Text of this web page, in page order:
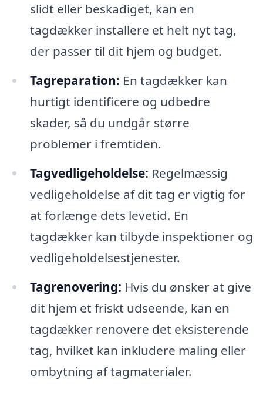
slidt eller beskadiget, kan en
tagdækker installere et helt nyt tag,
der passer til dit hjem og budget.
Tagreparation: En tagdækker kan
hurtigt identificere og udbedre
skader, så du undgår større
problemer i fremtiden.
Tagvedligeholdelse: Regelmæssig
vedligeholdelse af dit tag er vigtig for
at forlænge dets levetid. En
tagdækker kan tilbyde inspektioner og
vedligeholdelsestjenester.
Tagrenovering: Hvis du ønsker at give
dit hjem et friskt udseende, kan en
tagdækker renovere det eksisterende
tag, hvilket kan inkludere maling eller
ombytning af tagmaterialer.